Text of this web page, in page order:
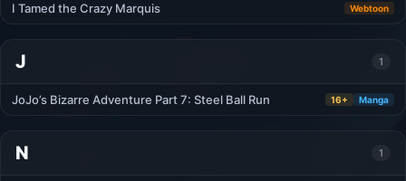
I Tamed the Crazy Marquis Webtoon
J 1
JoJo’s Bizarre Adventure Part 7: Steel Ball Run 16+ Manga
N 1